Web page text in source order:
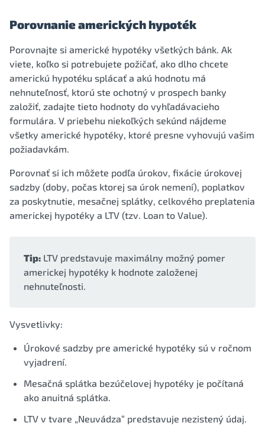
Porovnanie amerických hypoték
Porovnajte si americké hypotéky všetkých bánk. Ak
viete, koľko si potrebujete požičať, ako dlho chcete
americkú hypotéku splácať a akú hodnotu má
nehnuteľnosť, ktorú ste ochotný v prospech banky
založiť, zadajte tieto hodnoty do vyhľadávacieho
formulára. V priebehu niekoľkých sekúnd nájdeme
všetky americké hypotéky, ktoré presne vyhovujú vašim
požiadavkám.
Porovnať si ich môžete podľa úrokov, fixácie úrokovej
sadzby (doby, počas ktorej sa úrok nemení), poplatkov
za poskytnutie, mesačnej splátky, celkového preplatenia
americkej hypotéky a LTV (tzv. Loan to Value).
Tip: LTV predstavuje maximálny možný pomer
americkej hypotéky k hodnote založenej
nehnuteľnosti.
Vysvetlivky:
Úrokové sadzby pre americké hypotéky sú v ročnom
vyjadrení.
Mesačná splátka bezúčelovej hypotéky je počítaná
ako anuitná splátka.
LTV v tvare „Neuvádza“ predstavuje nezistený údaj.